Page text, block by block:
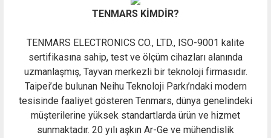
TENMARS KİMDİR?
TENMARS ELECTRONICS CO., LTD., ISO-9001 kalite
sertifikasına sahip, test ve ölçüm cihazları alanında
uzmanlaşmış, Tayvan merkezli bir teknoloji firmasıdır.
Taipei’de bulunan Neihu Teknoloji Parkı’ndaki modern
tesisinde faaliyet gösteren Tenmars, dünya genelindeki
müşterilerine yüksek standartlarda ürün ve hizmet
sunmaktadır. 20 yılı aşkın Ar-Ge ve mühendislik